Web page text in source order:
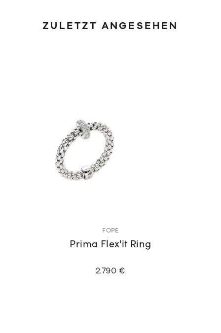
ZULETZT ANGESEHEN
FOPE
Prima Flex'it Ring
2.790 €